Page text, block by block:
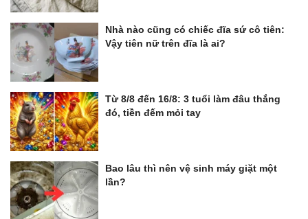
Nhà nào cũng có chiếc đĩa sứ cô tiên:
Vậy tiên nữ trên đĩa là ai?
Từ 8/8 đến 16/8: 3 tuổi làm đâu thắng
đó, tiền đếm mỏi tay
Bao lâu thì nên vệ sinh máy giặt một
lần?